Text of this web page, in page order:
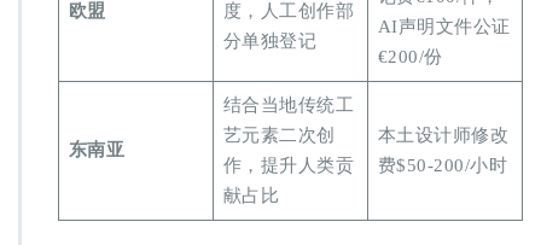
​欧盟​
度，人工创作部
分单独登记
AI声明文件公证
€200/份
​东南亚​
结合当地传统工
艺元素二次创
作，提升人类贡
献占比
本土设计师修改
费$50-200/小时